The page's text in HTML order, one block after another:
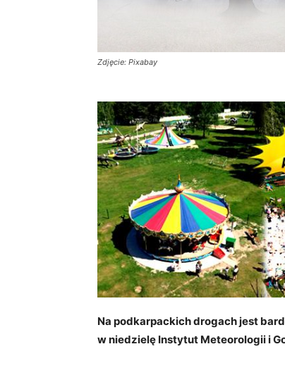
Zdjęcie: Pixabay
Na podkarpackich drogach jest
w niedzielę Instytut Meteorologii i